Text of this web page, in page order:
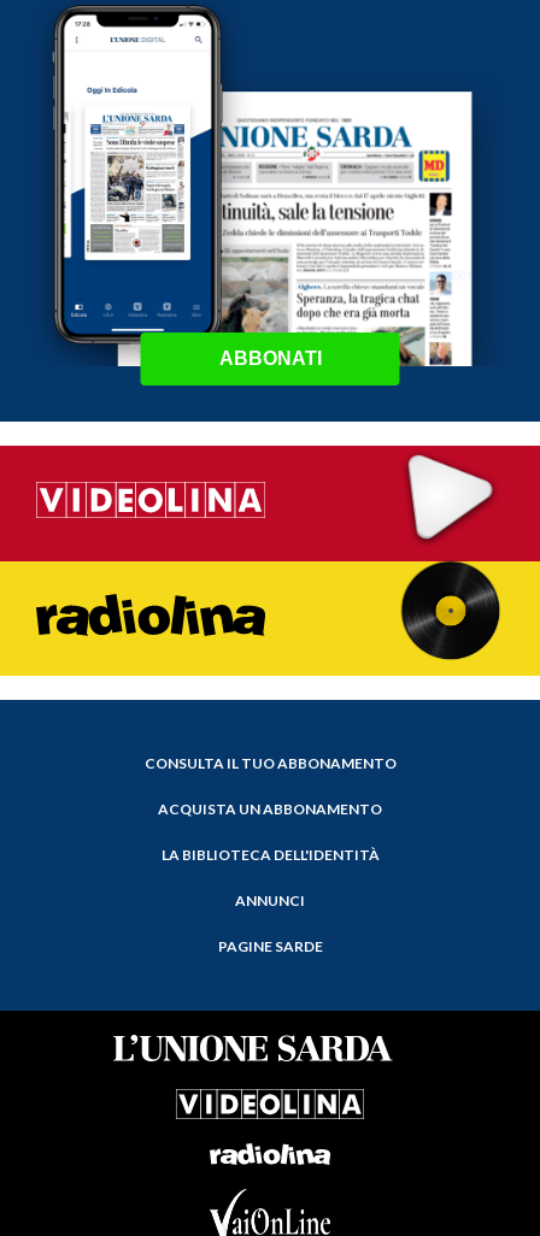
ABBONATI
CONSULTA IL TUO ABBONAMENTO
ACQUISTA UN ABBONAMENTO
LA BIBLIOTECA DELL'IDENTITÀ
ANNUNCI
PAGINE SARDE